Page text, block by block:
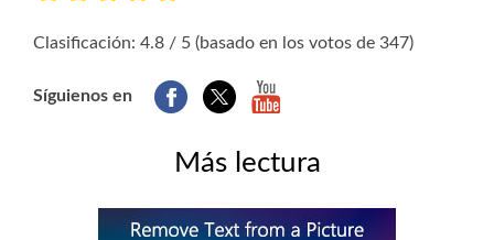
Clasificación: 4.8 / 5 (basado en los votos de 347)
Síguienos en
Más lectura